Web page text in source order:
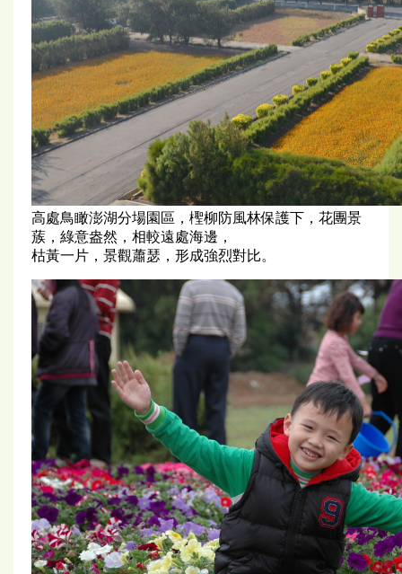
高處鳥瞰澎湖分場園區，檉柳防風林保護下，花團景
蔟，綠意盎然，相較遠處海邊，
枯黃一片，景觀蕭瑟，形成強烈對比。